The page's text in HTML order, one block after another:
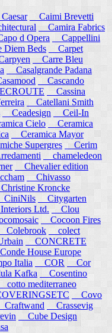
Caimi Brevetti
Camira Fabrics
d Opera
Cappellini
Beds
Carpet
Carre Bleu
Casalgrande Padana
Cascando
Cassina
Catellani Smith
Ceadesign
Ceil-In
Cielo
Ceramica
Ceramica Mayor
Supergres Cerim
chameledeon
Chevalier edition
Chivasso
Kroncke
CiniNils
Citygarten
Ltd.
Clou
Cocoon Fires
Colebrook
colect
CONCRETE
House Europe
Italia COR
Cor
Kafka
Cosentino
cotto mediterraneo
Covo
Craftwand
Crassevig
Cube Design